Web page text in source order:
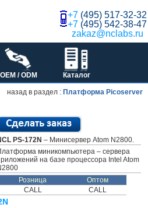
+7 (495) 517-32-32
+7 (495) 542-38-47
zakaz@nclabs.ru
OEM / ODM Каталог
назад в раздел : Платформа Picoserver
PS-172N – Минисервер Atom N2800.
миникомпьютера – сервера
на базе процессора Intel Atom
Розница
Оптом
CALL
CALL